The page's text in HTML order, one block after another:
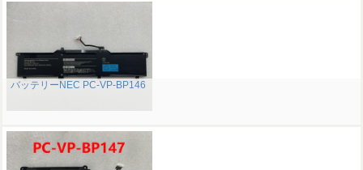
バッテリーNEC PC-VP-BP146